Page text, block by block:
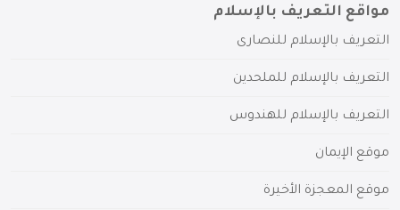
مواقع التعريف بالإسلام
التعريف بالإسلام للنصارى
التعريف بالإسلام للملحدين
التعريف بالإسلام للهندوس
موقع الإيمان
موقع المعجزة الأخيرة